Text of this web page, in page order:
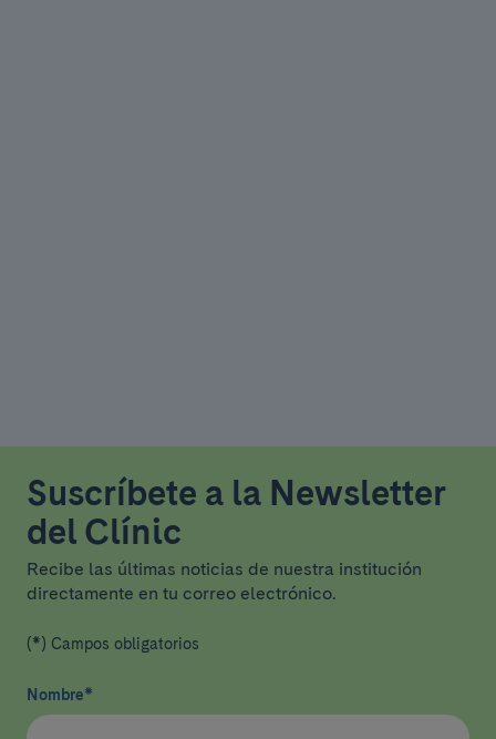
Suscríbete a la Newsletter
del Clínic
Recibe las últimas noticias de nuestra institución
directamente en tu correo electrónico.
(*) Campos obligatorios
Nombre*